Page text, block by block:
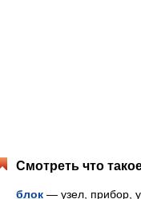
Смотреть что
блок — узел, прибор,